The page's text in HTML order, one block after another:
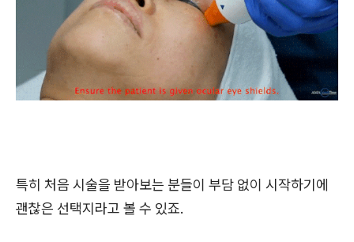
특히 처음 시술을 받아보는 분들이 부담 없이 시작하기에
괜찮은 선택지라고 볼 수 있죠.